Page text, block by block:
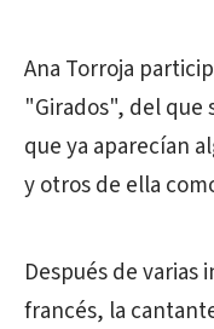
Ana Torroja
"Girados", del que
que ya aparecían
y otros de ella
Después de varias
francés, la